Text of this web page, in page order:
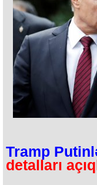
Tramp
detalları